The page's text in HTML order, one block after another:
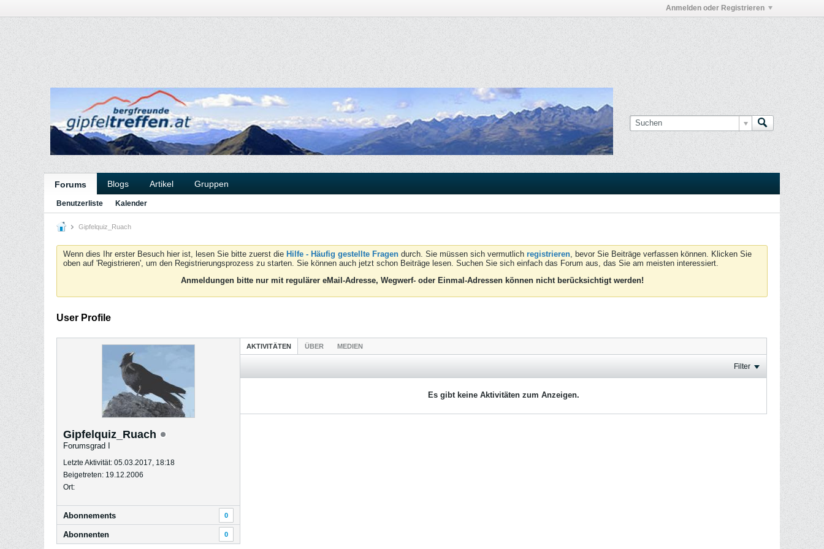
Anmelden oder Registrieren
Forums Blogs Artikel Gruppen
Benutzerliste Kalender
Gipfelquiz_Ruach
Wenn dies Ihr erster Besuch hier ist, lesen Sie bitte zuerst die Hilfe - Häufig gestellte Fragen durch. Sie müssen sich vermutlich registrieren, bevor Sie Beiträge verfassen können. Klicken Sie
oben auf 'Registrieren', um den Registrierungsprozess zu starten. Sie können auch jetzt schon Beiträge lesen. Suchen Sie sich einfach das Forum aus, das Sie am meisten interessiert.
Anmeldungen bitte nur mit regulärer eMail-Adresse, Wegwerf- oder Einmal-Adressen können nicht berücksichtigt werden!
User Profile
Gipfelquiz_Ruach
Forumsgrad I
Letzte Aktivität: 05.03.2017, 18:18
Beigetreten: 19.12.2006
Ort:
Abonnements 0
Abonnenten 0
AKTIVITÄTEN ÜBER MEDIEN
Filter
Es gibt keine Aktivitäten zum Anzeigen.